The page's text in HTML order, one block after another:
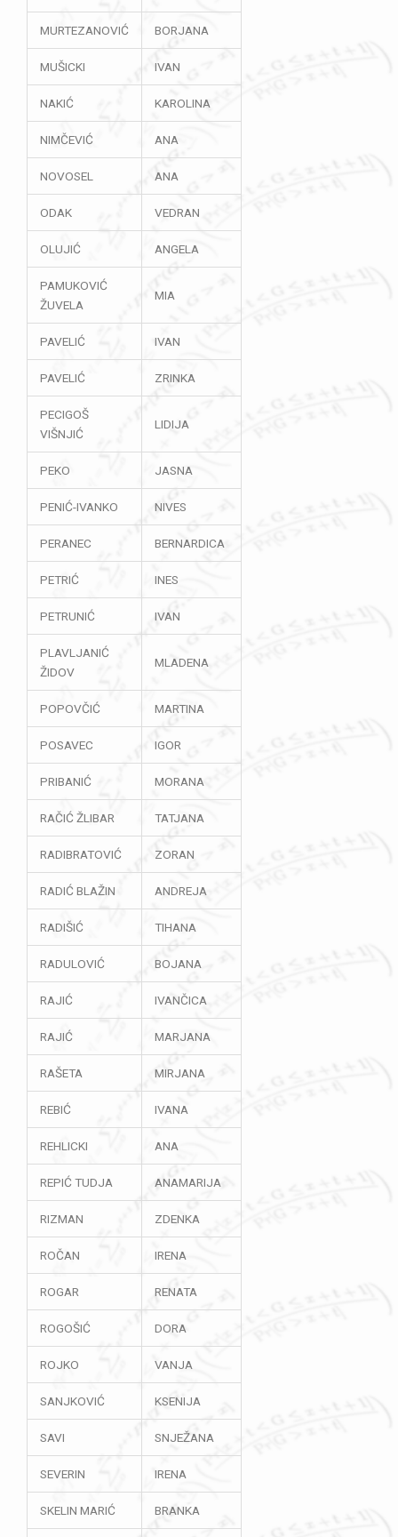
MURTEZANOVIĆ BORJANA
MUŠICKI IVAN
NAKIĆ KAROLINA
NIMČEVIĆ ANA
NOVOSEL ANA
ODAK VEDRAN
OLUJIĆ ANGELA
PAMUKOVIĆ
ŽUVELA
MIA
PAVELIĆ IVAN
PAVELIĆ ZRINKA
PECIGOŠ
VIŠNJIĆ
LIDIJA
PEKO JASNA
PENIĆ-IVANKO NIVES
PERANEC BERNARDICA
PETRIĆ INES
PETRUNIĆ IVAN
PLAVLJANIĆ
ŽIDOV
MLADENA
POPOVČIĆ MARTINA
POSAVEC IGOR
PRIBANIĆ MORANA
RAČIĆ ŽLIBAR TATJANA
RADIBRATOVIĆ ZORAN
RADIĆ BLAŽIN ANDREJA
RADIŠIĆ TIHANA
RADULOVIĆ BOJANA
RAJIĆ IVANČICA
RAJIĆ MARJANA
RAŠETA MIRJANA
REBIĆ IVANA
REHLICKI ANA
REPIĆ TUDJA ANAMARIJA
RIZMAN ZDENKA
ROČAN IRENA
ROGAR RENATA
ROGOŠIĆ DORA
ROJKO VANJA
SANJKOVIĆ KSENIJA
SAVI SNJEŽANA
SEVERIN IRENA
SKELIN MARIĆ BRANKA